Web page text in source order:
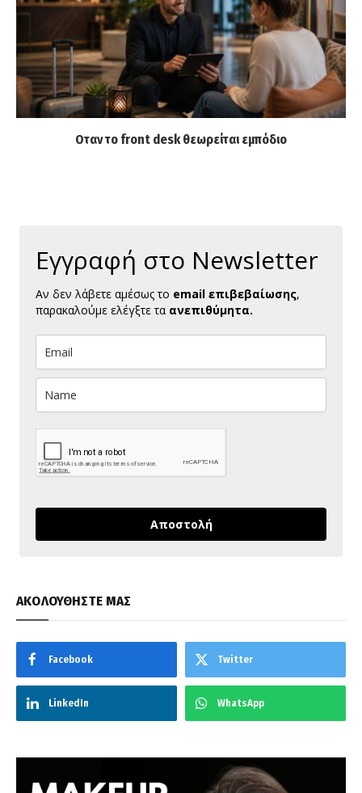
Οταν το front desk θεωρείται εμπόδιο
Εγγραφή στο Newsletter
Αν δεν λάβετε αμέσως το email επιβεβαίωσης,
παρακαλούμε ελέγξτε τα ανεπιθύμητα.
Αποστολή
ΑΚΟΛΟΥΘΗΣΤΕ ΜΑΣ
Facebook Twitter
LinkedIn WhatsApp